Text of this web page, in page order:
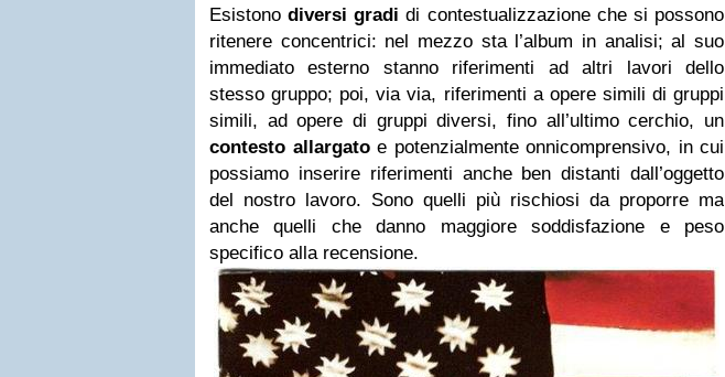
Esistonodiversi gradi di contestualizzazione che si possono
ritenere concentrici: nel mezzo sta l’album in analisi; al suo
immediato esterno stanno riferimenti ad altri lavori dello
stesso gruppo; poi, via via, riferimenti a opere simili di gruppi
simili, ad opere di gruppi diversi, fino all’ultimo cerchio, un
contesto allargatoe potenzialmente onnicomprensivo, in cui
possiamo inserire riferimenti anche ben distanti dall’oggetto
del nostro lavoro. Sono quelli più rischiosi da proporre ma
anche quelli che danno maggiore soddisfazione e peso
specifico alla recensione.